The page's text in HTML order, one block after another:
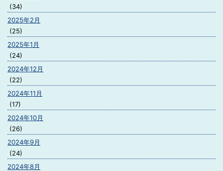
(34)
2025年2月
(25)
2025年1月
(24)
2024年12月
(22)
2024年11月
(17)
2024年10月
(26)
2024年9月
(24)
2024年8月